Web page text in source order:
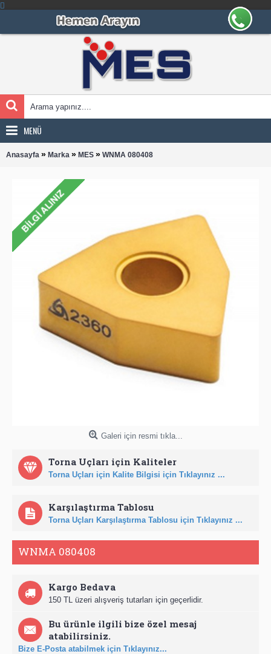
MENÜ
Anasayfa » Marka » MES » WNMA 080408
Galeri için resmi tıkla...
Torna Uçları için Kaliteler
Torna Uçları için Kalite Bilgisi için Tıklayınız ...
Karşılaştırma Tablosu
Torna Uçları Karşılaştırma Tablosu için Tıklayınız ...
WNMA 080408
Kargo Bedava
150 TL üzeri alışveriş tutarları için geçerlidir.
Bu ürünle ilgili bize özel mesaj
atabilirsiniz.
Bize E-Posta atabilmek için Tıklayınız...